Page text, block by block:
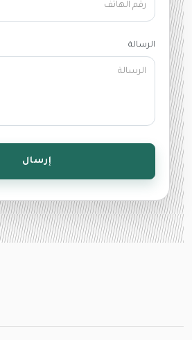
الرسالة
إرسال